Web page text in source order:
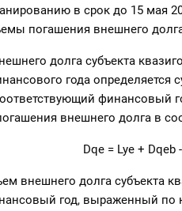
в срок до 15 мая
погашения внешнего
долга субъекта
года
финансовый
внешнего долга в
Dqe = Lye + Dqeb
внешнего долга субъекта
год, выраженный по